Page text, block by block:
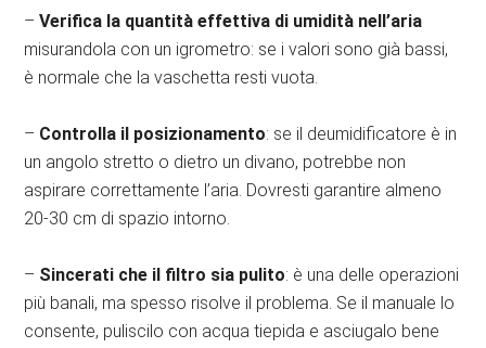
–Verifica la quantità effettiva di umidità nell’aria
misurandola con un igrometro: se i valori sono già bassi,
è normale che la vaschetta resti vuota.
– Controlla il posizionamento: se il deumidificatore è in
un angolo stretto o dietro un divano, potrebbe non
aspirare correttamente l’aria. Dovresti garantire almeno
20-30 cm di spazio intorno.
– Sincerati che il filtro sia pulito: è una delle operazioni
più banali, ma spesso risolve il problema. Se il manuale lo
consente, puliscilo con acqua tiepida e asciugalo bene